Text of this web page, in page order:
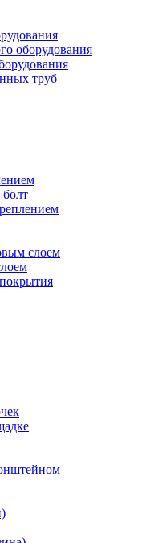
оборудования
труб
слоем